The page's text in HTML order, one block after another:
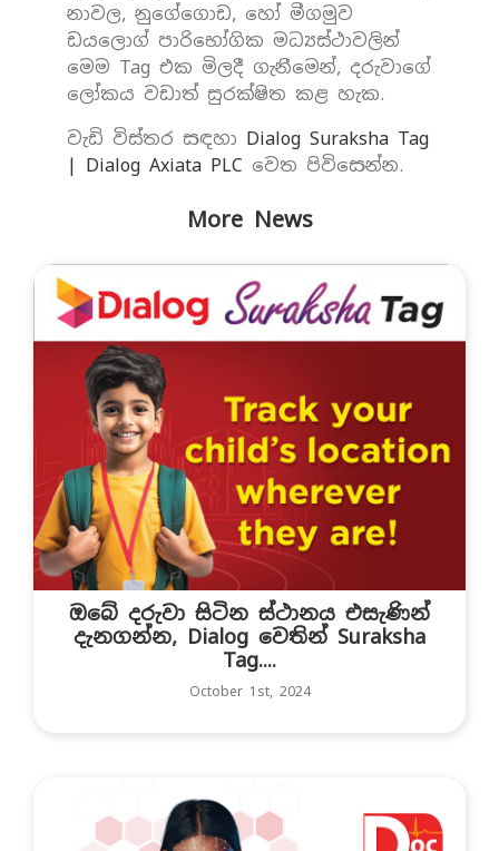
නාවල, නුගේගොඩ, හෝ මීගමුව
ඩයලොග් පාරිභෝගික මධ්‍යස්ථාවලින්
මෙම Tag එක මිලදී ගැනීමෙන්, දරුවාගේ
ලෝකය වඩාත් සුරක්ෂිත කළ හැක.
වැඩි විස්තර සඳහා Dialog Suraksha Tag
| Dialog Axiata PLC වෙත පිවිසෙන්න.
More News
ඔබේ දරුවා සිටින ස්ථානය එසැණින්
දැනගන්න, Dialog වෙතින් Suraksha
Tag....
October 1st, 2024